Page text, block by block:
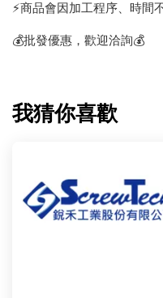
⚡️商品會因加工程序、時間
💰批發優惠，歡迎洽詢💰
我猜你喜歡